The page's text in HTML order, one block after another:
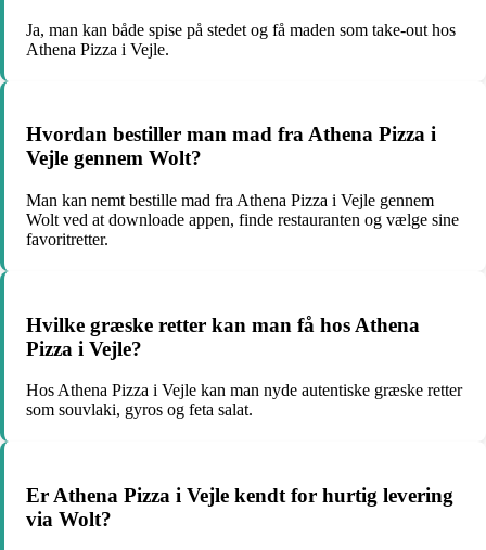
Ja, man kan både spise på stedet og få maden som take-out hos
Athena Pizza i Vejle.
Hvordan bestiller man mad fra Athena Pizza i
Vejle gennem Wolt?
Man kan nemt bestille mad fra Athena Pizza i Vejle gennem
Wolt ved at downloade appen, finde restauranten og vælge sine
favoritretter.
Hvilke græske retter kan man få hos Athena
Pizza i Vejle?
Hos Athena Pizza i Vejle kan man nyde autentiske græske retter
som souvlaki, gyros og feta salat.
Er Athena Pizza i Vejle kendt for hurtig levering
via Wolt?